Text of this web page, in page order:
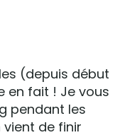
(depuis début
en fait ! Je vous
pendant les
vient de finir